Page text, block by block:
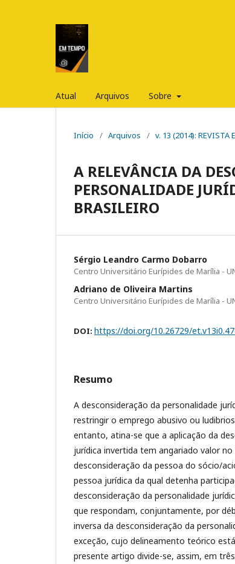
Atual Arquivos Sobre
Início / Arquivos / v. 13 (2014): REVISTA
A RELEVÂNCIA DA
PERSONALIDADE
BRASILEIRO
Sérgio Leandro Carmo Dobarro
Centro Universitário Eurípides de Marília -
Adriano de Oliveira Martins
Centro Universitário Eurípides de Marília -
DOI: https://doi.org/10.26729/
Resumo
A desconsideração da personalidade
restringir o emprego abusivo ou
entanto, atina-se que a aplicação da
jurídica invertida tem angariado valor
desconsideração da pessoa do sócio/
pessoa jurídica da qual detenha
desconsideração da personalidade
que respondam, conjuntamente, por
inversa da desconsideração da
exceção, cujo delineamento teórico
presente artigo divide-se, assim, em